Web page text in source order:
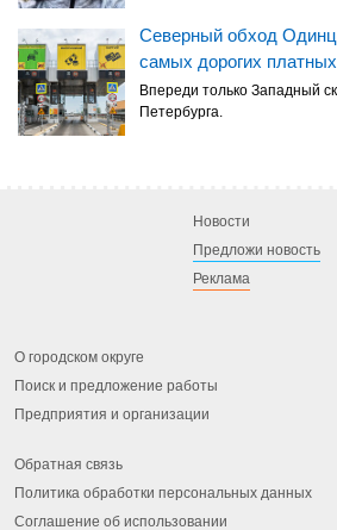
Северный обход
самых дорогих
Впереди только Западный
Петербурга.
Новости
Предложи новость
Реклама
О городском округе
Поиск и предложение работы
Предприятия и организации
Обратная связь
Политика обработки персональных данных
Соглашение об использовании